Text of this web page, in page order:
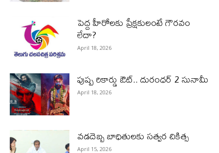
పెద్ద హీరోల‌కు ప్రేక్ష‌కులంటే గౌర‌వం
లేదా?
April 18, 2026
పుష్ప రికార్డు ఔట్‌.. దురంధ‌ర్ 2 సునామీ
April 18, 2026
వడదెబ్బ బాధితులకు సత్వర చికిత్స
April 15, 2026